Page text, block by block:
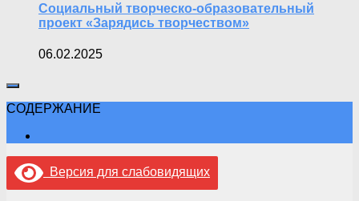
Социальный творческо-образовательный
проект «Зарядись творчеством»
06.02.2025
СОДЕРЖАНИЕ
Версия для слабовидящих